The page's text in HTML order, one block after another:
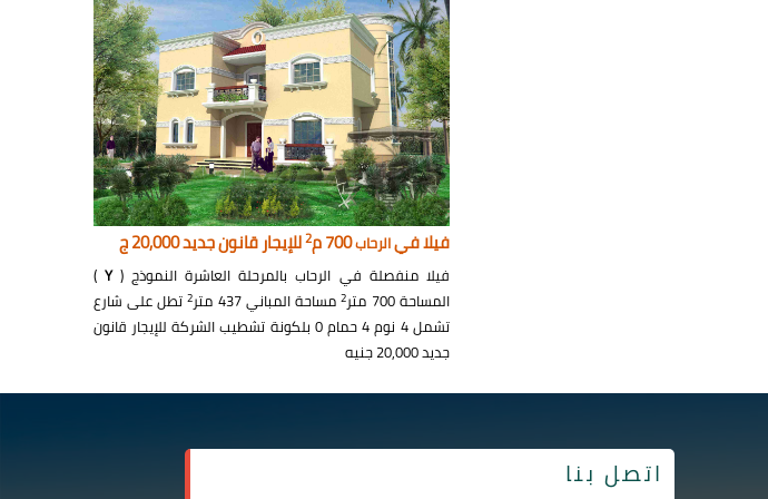
فيلا فيالرحاب700 م 2للإيجار قانون جديد 20,000 ج
فيلا منفصلة في الرحاب بالمرحلة العاشرة النموذج (Y
)
المساحة 700 متر
2مساحة المباني 437 متر 2تطل على شارع
تشمل 4 نوم 4 حمام 0 بلكونة تشطيب الشركة للإيجار قانون
جديد 20,000 جنيه
اتصل بنا